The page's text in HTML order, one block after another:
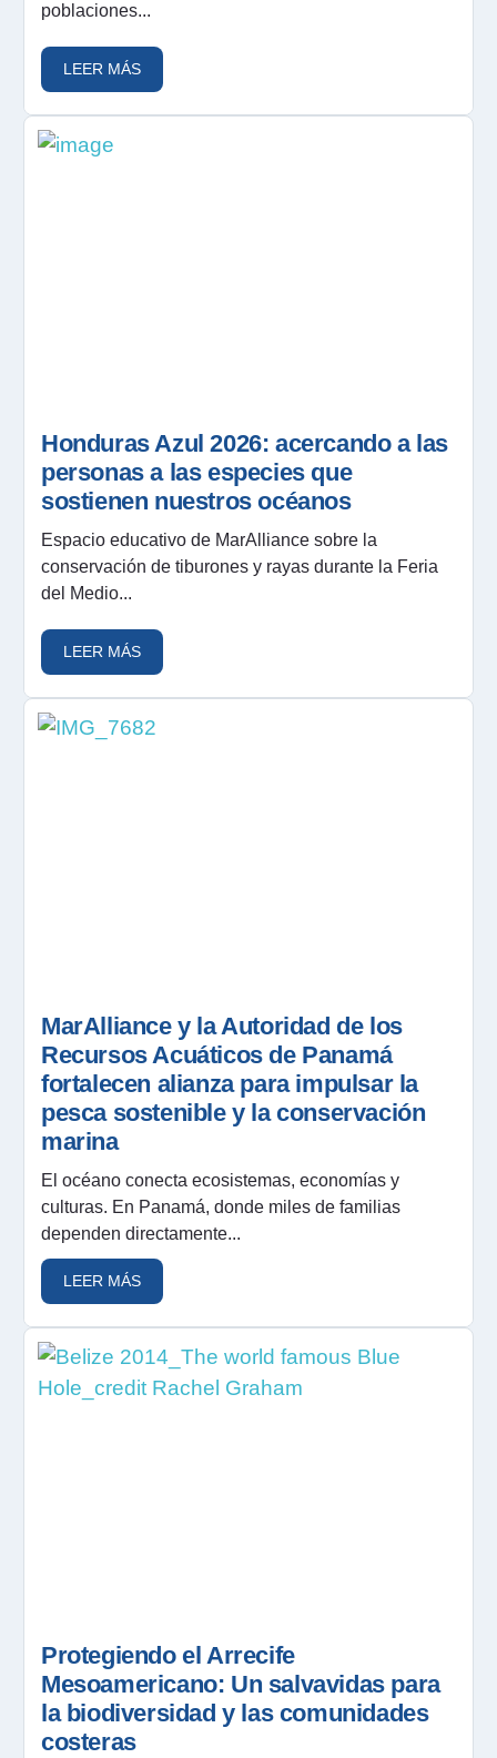
poblaciones...
LEER MÁS
Honduras Azul 2026: acercando a las
personas a las especies que
sostienen nuestros océanos
Espacio educativo de MarAlliance sobre la
conservación de tiburones y rayas durante la Feria
del Medio...
LEER MÁS
MarAlliance y la Autoridad de los
Recursos Acuáticos de Panamá
fortalecen alianza para impulsar la
pesca sostenible y la conservación
marina
El océano conecta ecosistemas, economías y
culturas. En Panamá, donde miles de familias
dependen directamente...
LEER MÁS
Protegiendo el Arrecife
Mesoamericano: Un salvavidas para
la biodiversidad y las comunidades
costeras